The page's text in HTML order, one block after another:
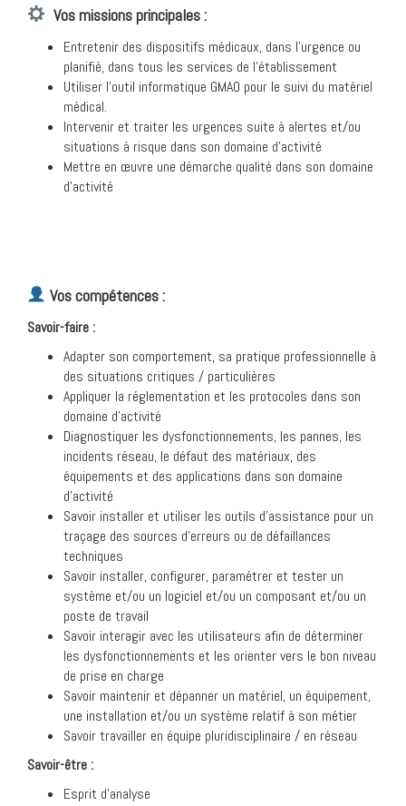
Vos missions principales :
Entretenir des dispositifs médicaux, dans l’urgence ou
planifié, dans tous les services de l’établissement
Utiliser l’outil informatique GMAO pour le suivi du matériel
médical.
Intervenir et traiter les urgences suite à alertes et/ou
situations à risque dans son domaine d’activité
Mettre en œuvre une démarche qualité dans son domaine
d’activité
Vos compétences :
Savoir-faire :
Adapter son comportement, sa pratique professionnelle à
des situations critiques / particulières
Appliquer la réglementation et les protocoles dans son
domaine d’activité
Diagnostiquer les dysfonctionnements, les pannes, les
incidents réseau, le défaut des matériaux, des
équipements et des applications dans son domaine
d’activité
Savoir installer et utiliser les outils d’assistance pour un
traçage des sources d’erreurs ou de défaillances
techniques
Savoir installer, configurer, paramétrer et tester un
système et/ou un logiciel et/ou un composant et/ou un
poste de travail
Savoir interagir avec les utilisateurs afin de déterminer
les dysfonctionnements et les orienter vers le bon niveau
de prise en charge
Savoir maintenir et dépanner un matériel, un équipement,
une installation et/ou un système relatif à son métier
Savoir travailler en équipe pluridisciplinaire / en réseau
Savoir-être :
Esprit d’analyse